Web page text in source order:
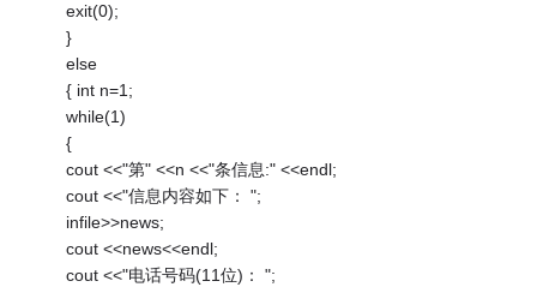
exit(0);
}
else
{ int n=1;
while(1)
{
cout <<"第" <<n <<"条信息:" <<endl;
cout <<"信息内容如下： ";
infile>>news;
cout <<news<<endl;
cout <<"电话号码(11位)： ";